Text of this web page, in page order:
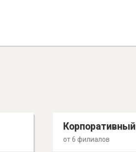
Корпоративный
от 6 филиалов